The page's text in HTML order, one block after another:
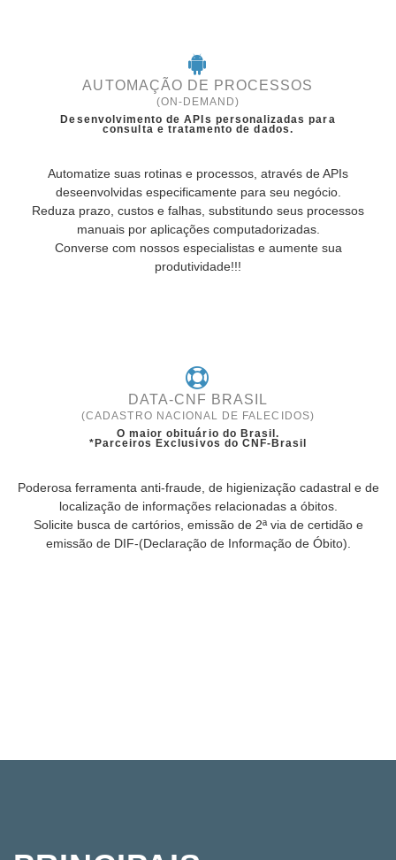
AUTOMAÇÃO DE PROCESSOS
(ON-DEMAND)
Desenvolvimento de APIs personalizadas para
consulta e tratamento de dados.
Automatize suas rotinas e processos, através de APIs
deseenvolvidas especificamente para seu negócio.
Reduza prazo, custos e falhas, substitundo seus processos
manuais por aplicações computadorizadas.
Converse com nossos especialistas e aumente sua
produtividade!!!
DATA-CNF BRASIL
(CADASTRO NACIONAL DE FALECIDOS)
O maior obituário do Brasil.
*Parceiros Exclusivos do CNF-Brasil
Poderosa ferramenta anti-fraude, de higienização cadastral e de
localização de informações relacionadas a óbitos.
Solicite busca de cartórios, emissão de 2ª via de certidão e
emissão de DIF-(Declaração de Informação de Óbito).